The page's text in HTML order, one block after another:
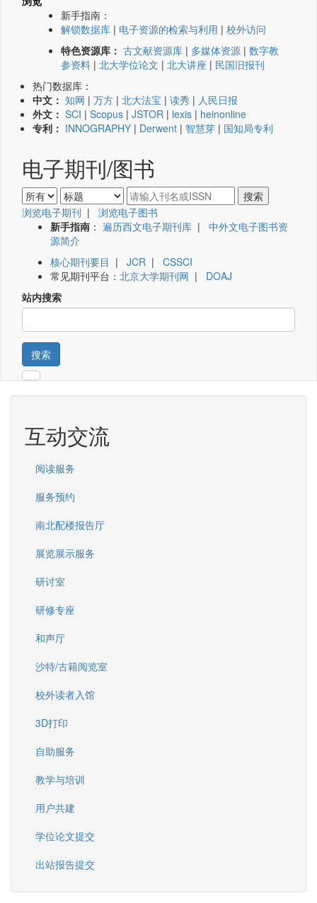
新手指南：
解锁数据库 | 电子资源的检索与利用 | 校外访问
特色资源库： 古文献资源库 | 多媒体资源 | 数字教
参资料 | 北大学位论文 | 北大讲座 | 民国旧报刊
热门数据库：
中文： 知网 | 万方 | 北大法宝 | 读秀 | 人民日报
外文： SCI | Scopus | JSTOR | lexis | heinonline
专利： INNOGRAPHY | Derwent | 智慧芽 | 国知局专利
电子期刊/图书
浏览电子期刊 | 浏览电子图书
新手指南 ： 遍历西文电子期刊库 | 中外文电子图书资
源简介
核心期刊要目 | JCR | CSSCI
常见期刊平台： 北京大学期刊网 | DOAJ
站内搜索
搜索
互动交流
阅读服务
服务预约
南北配楼报告厅
展览展示服务
研讨室
研修专座
和声厅
沙特/古籍阅览室
校外读者入馆
3D打印
自助服务
教学与培训
用户共建
学位论文提交
出站报告提交